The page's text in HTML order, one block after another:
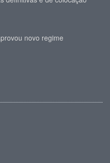
novo regime